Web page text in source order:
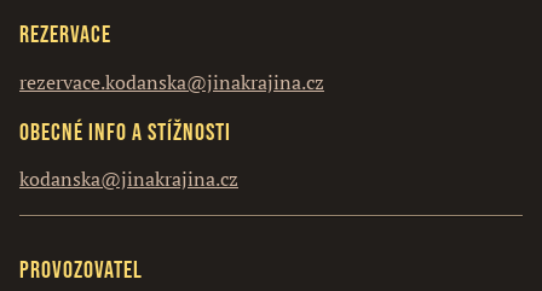
Rezervace
rezervace.kodanska@jinakrajina.cz
Obecné info a stížnosti
kodanska@jinakrajina.cz
Provozovatel